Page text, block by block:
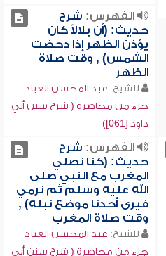
الفهرس: شرح
حديث: (أن بلالاً كان
يؤذن الظهر إذا دحضت
الشمس) , وقت صلاة
الظهر
للشيخ: عبد المحسن العباد
جزء من محاضرة ( شرح سنن أبي
داود [061])
الفهرس: شرح
حديث: (كنا نصلي
المغرب مع النبي صلى
الله عليه وسلم ثم نرمي
فيرى أحدنا موضع نبله) ,
وقت صلاة المغرب
للشيخ: عبد المحسن العباد
جزء من محاضرة ( شرح سنن أبي